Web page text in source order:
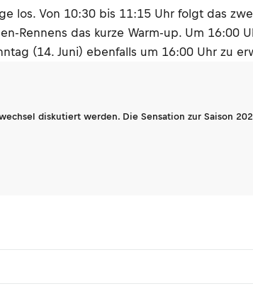
los. Von 10:30 bis 11:15 Uhr folgt das
Rennens das kurze Warm-up. Um 16:00
(14. Juni) ebenfalls um 16:00 Uhr zu
diskutiert werden. Die Sensation zur Saison